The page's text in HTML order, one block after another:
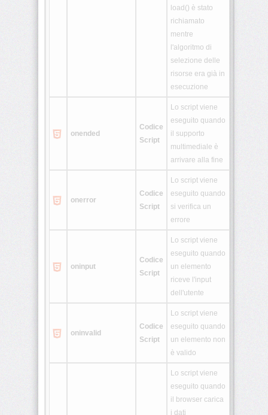
load() è stato
richiamato
mentre
l'algoritmo di
selezione delle
risorse era già in
esecuzione
onended
Codice
Script
Lo script viene
eseguito quando
il supporto
multimediale è
arrivare alla fine
onerror
Codice
Script
Lo script viene
eseguito quando
si verifica un
errore
oninput
Codice
Script
Lo script viene
eseguito quando
un elemento
riceve l'input
dell'utente
oninvalid
Codice
Script
Lo script viene
eseguito quando
un elemento non
è valido
Lo script viene
eseguito quando
il browser carica
i dati